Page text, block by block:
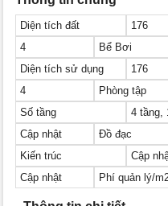
Diện tích đất 176
4
Bể Bơi
Diện tích sử dụng
176
4
Phòng tập
Số tầng
4 tầng,
Cập nhật
Đồ đạc
Kiến trúc
Cập
Cập nhật
Phí quản lý/